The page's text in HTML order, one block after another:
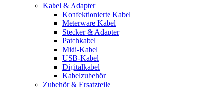
Kabel & Adapter
Konfektionierte Kabel
Meterware Kabel
Stecker & Adapter
Patchkabel
Midi-Kabel
USB-Kabel
Digitalkabel
Kabelzubehör
Zubehör & Ersatzteile